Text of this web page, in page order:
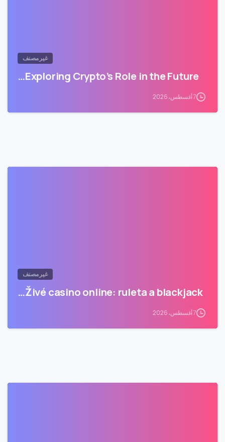
غير مصنف
Exploring Crypto’s Role in the Future…
7 أغسطس، 2026
غير مصنف
Živé casino online: ruleta a blackjack…
7 أغسطس، 2026